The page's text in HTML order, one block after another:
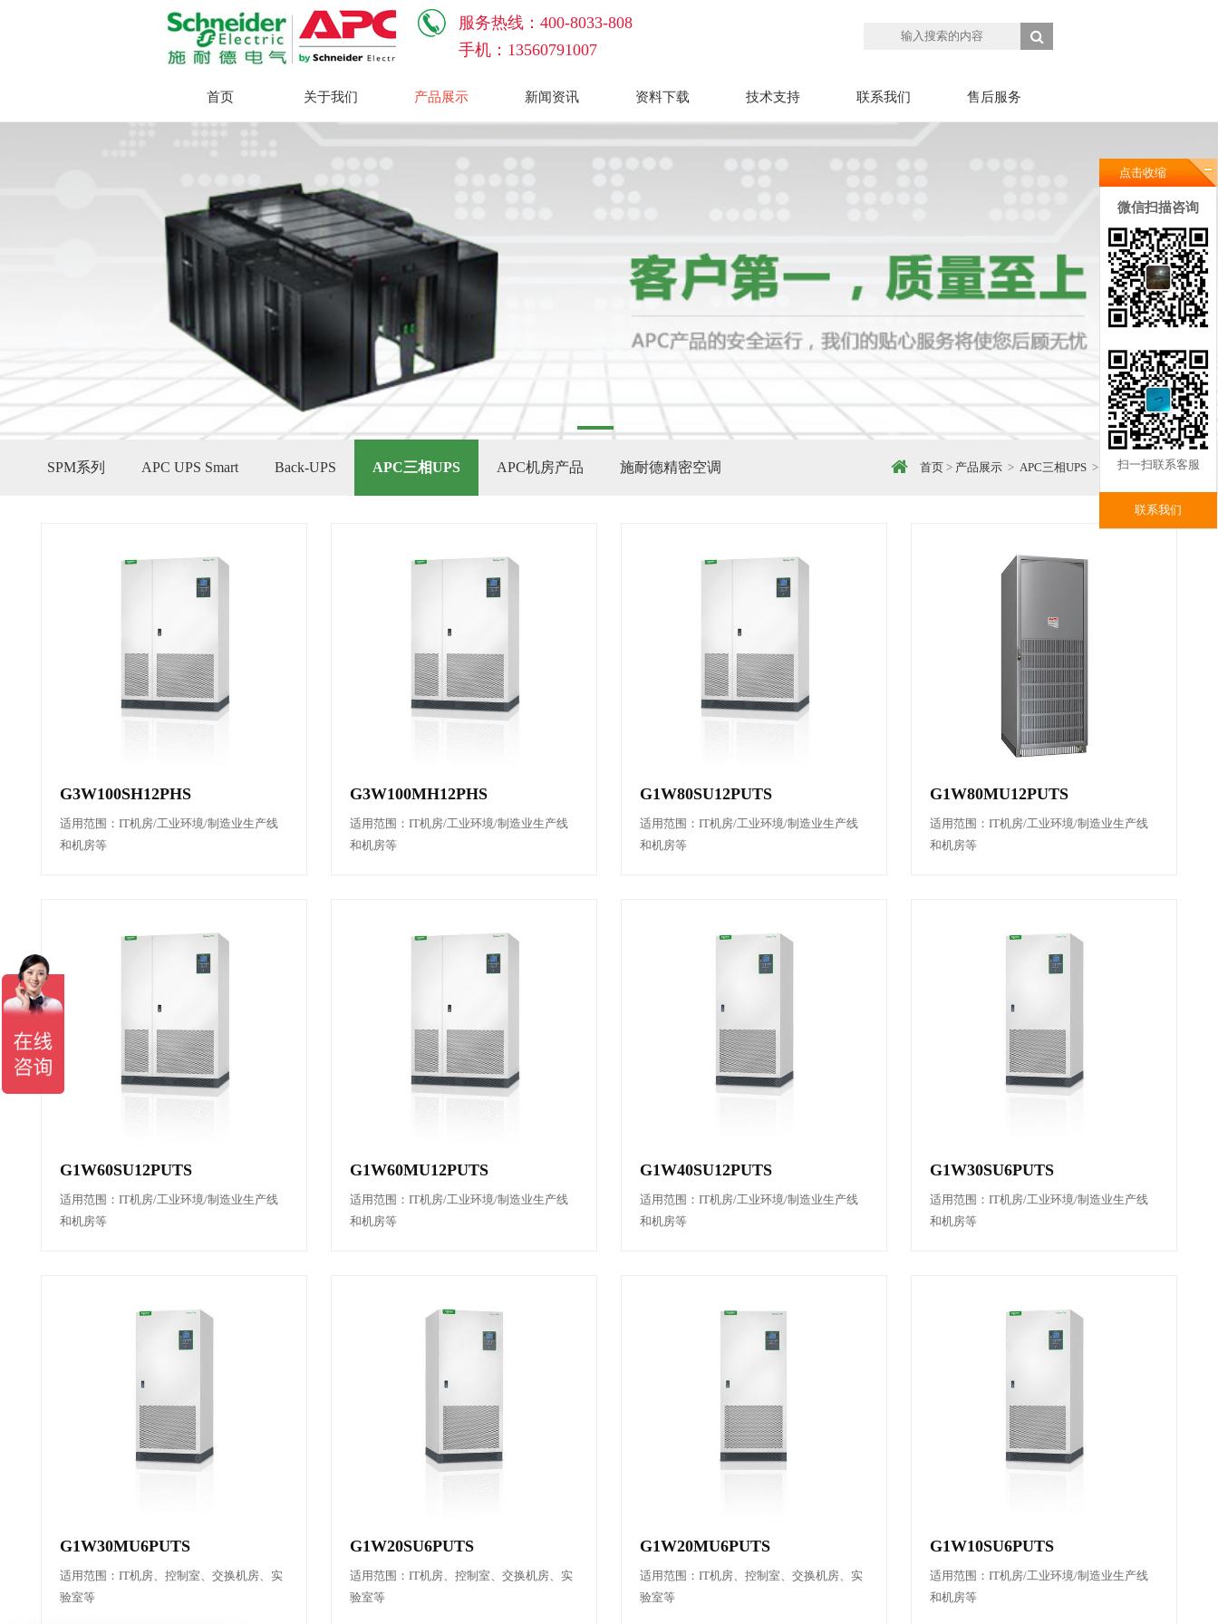
服务热线：400-8033-808
手机：13560791007
首页 关于我们 产品展示 新闻资讯 资料下载 技术支持 联系我们 售后服务
点击收缩
微信扫描咨询
扫一扫联系客服
联系我们
SPM系列 APC UPS Smart Back-UPS APC三相UPS APC机房产品 施耐德精密空调 首页 > 产品展示 > APC三相UPS > APC Galaxy-Pwi
G3W100SH12PHS
适用范围：IT机房/工业环境/制造业生产线
和机房等
G3W100MH12PHS
适用范围：IT机房/工业环境/制造业生产线
和机房等
G1W80SU12PUTS
适用范围：IT机房/工业环境/制造业生产线
和机房等
G1W80MU12PUTS
适用范围：IT机房/工业环境/制造业生产线
和机房等
G1W60SU12PUTS
适用范围：IT机房/工业环境/制造业生产线
和机房等
G1W60MU12PUTS
适用范围：IT机房/工业环境/制造业生产线
和机房等
G1W40SU12PUTS
适用范围：IT机房/工业环境/制造业生产线
和机房等
G1W30SU6PUTS
适用范围：IT机房/工业环境/制造业生产线
和机房等
G1W30MU6PUTS
适用范围：IT机房、控制室、交换机房、实
验室等
G1W20SU6PUTS
适用范围：IT机房、控制室、交换机房、实
验室等
G1W20MU6PUTS
适用范围：IT机房、控制室、交换机房、实
验室等
G1W10SU6PUTS
适用范围：IT机房/工业环境/制造业生产线
和机房等